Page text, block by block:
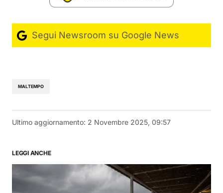
Segui Newsroom su Google News
MALTEMPO
Ultimo aggiornamento: 2 Novembre 2025, 09:57
LEGGI ANCHE